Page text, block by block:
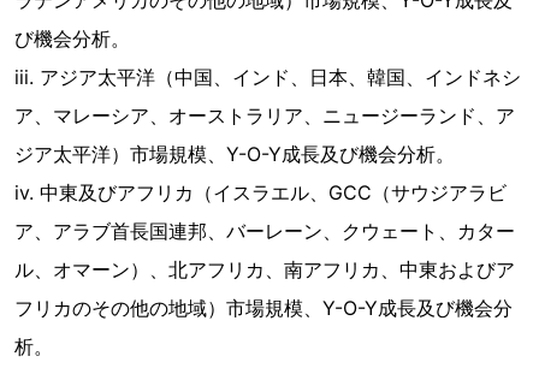
び機会分析。
iii. アジア太平洋（中国、インド、日本、韓国、インドネシ
ア、マレーシア、オーストラリア、ニュージーランド、ア
ジア太平洋）市場規模、Y-O-Y成長及び機会分析。
iv. 中東及びアフリカ（イスラエル、GCC（サウジアラビ
ア、アラブ首長国連邦、バーレーン、クウェート、カター
ル、オマーン）、北アフリカ、南アフリカ、中東およびア
フリカのその他の地域）市場規模、Y-O-Y成長及び機会分
析。